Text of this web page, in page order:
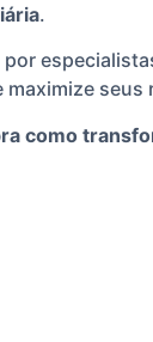
.
seus
como